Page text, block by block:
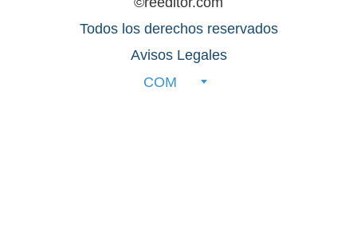
Todos los derechos reservados
Avisos Legales